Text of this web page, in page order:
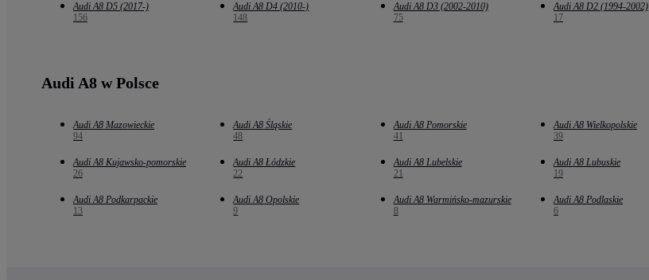
Audi A8 D5 (2017-)
156
Audi A8 D4 (2010-)
148
Audi A8 D3 (2002-2010)
75
Audi A8 D2 (1994-2002)
17
Audi A8 w Polsce
Audi A8 Mazowieckie
94
Audi A8 Śląskie
48
Audi A8 Pomorskie
41
Audi A8 Wielkopolskie
39
Audi A8 Kujawsko-pomorskie
26
Audi A8 Łódzkie
22
Audi A8 Lubelskie
21
Audi A8 Lubuskie
19
Audi A8 Podkarpackie
13
Audi A8 Opolskie
9
Audi A8 Warmińsko-mazurskie
8
Audi A8 Podlaskie
6